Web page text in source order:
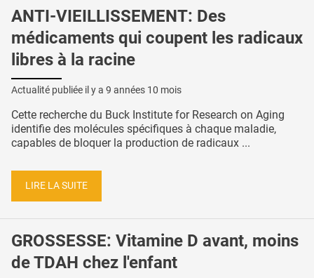
ANTI-VIEILLISSEMENT: Des
médicaments qui coupent les radicaux
libres à la racine
Actualité publiée il y a 9 années 10 mois
Cette recherche du Buck Institute for Research on Aging
identifie des molécules spécifiques à chaque maladie,
capables de bloquer la production de radicaux ...
LIRE LA SUITE
GROSSESSE: Vitamine D avant, moins
de TDAH chez l'enfant